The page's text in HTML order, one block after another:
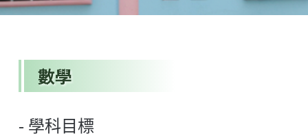
數學
- 學科目標